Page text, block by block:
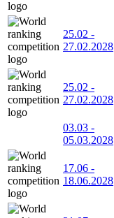
25.02 -
27.02.2028
25.02 -
27.02.2028
03.03 -
05.03.2028
17.06 -
18.06.2028